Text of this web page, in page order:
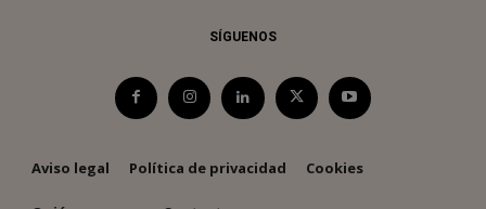
SÍGUENOS
Aviso legal Política de privacidad Cookies